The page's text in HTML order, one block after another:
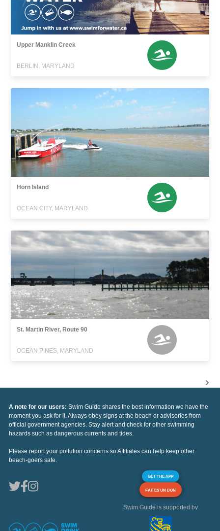
Upper Manklin Creek
BERLIN, MARYLAND
Horn Island
OCEAN CITY, MARYLAND
St. Martin River, Route 90
OCEAN PINES, MARYLAND
A note for our users: Swim Guide shares the best information we have the
moment you ask for it. Always obey signs at the beach or advisories from
official government agencies. Stay alert and check for other swimming
hazards such as dangerous currents and tides.
Please report your pollution concerns so Affiliates can help keep other
beach-goers safe.
GET THE APP
FAITES UN DON
Swim Guide is supported by